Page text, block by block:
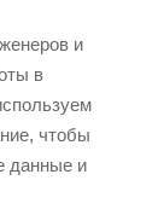
и
в
чтобы
данные и